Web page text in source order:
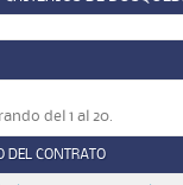
del 1 al 20.
DEL CONTRATO